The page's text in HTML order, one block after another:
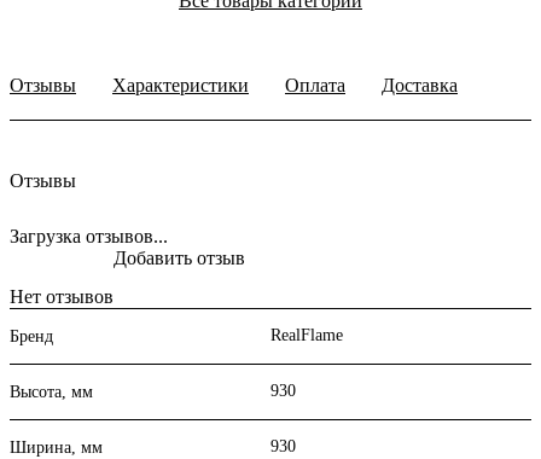
Отзывы Характеристики Оплата Доставка
Отзывы
Загрузка отзывов...
Нет отзывов
Добавить отзыв
Бренд RealFlame
Высота, мм 930
Ширина, мм 930